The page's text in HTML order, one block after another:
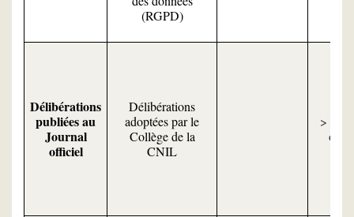
(RGPD)
Délibérations
publiées au
Journal
officiel
Délibérations
adoptées par le
Collège de la
CNIL